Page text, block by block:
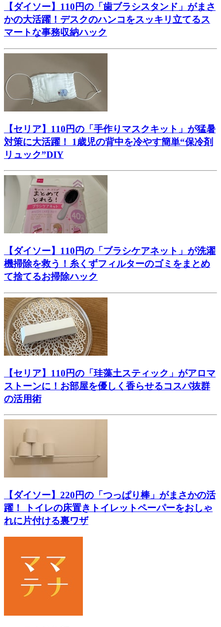
【ダイソー】110円の「歯ブラシスタンド」がまさ
かの大活躍！デスクのハンコをスッキリ立てるス
マートな事務収納ハック
【セリア】110円の「手作りマスクキット」が猛暑
対策に大活躍！ 1歳児の背中を冷やす簡単“保冷剤
リュック”DIY
【ダイソー】110円の「ブラシケアネット」が洗濯
機掃除を救う！糸くずフィルターのゴミをまとめ
て捨てるお掃除ハック
【セリア】110円の「珪藻土スティック」がアロマ
ストーンに！お部屋を優しく香らせるコスパ抜群
の活用術
【ダイソー】220円の「つっぱり棒」がまさかの活
躍！ トイレの床置きトイレットペーパーをおしゃ
れに片付ける裏ワザ